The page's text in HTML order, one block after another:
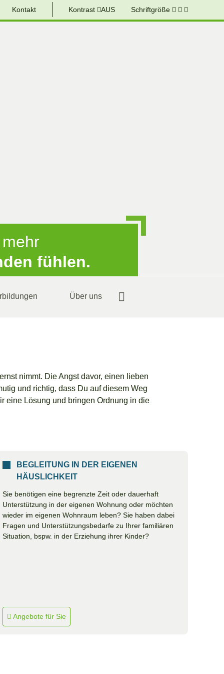
Kontakt Kontrast AUS Schriftgröße
fühlen.
Über uns
nimmt. Die Angst davor, einen lieben
und richtig, dass Du auf diesem Weg
eine Lösung und bringen Ordnung in die
BEGLEITUNG IN DER EIGENEN
HÄUSLICHKEIT
Sie benötigen eine begrenzte Zeit oder dauerhaft
Unterstützung in der eigenen Wohnung oder möchten
wieder im eigenen Wohnraum leben? Sie haben dabei
Fragen und Unterstützungsbedarfe zu Ihrer familiären
Situation, bspw. in der Erziehung ihrer Kinder?
Angebote für Sie